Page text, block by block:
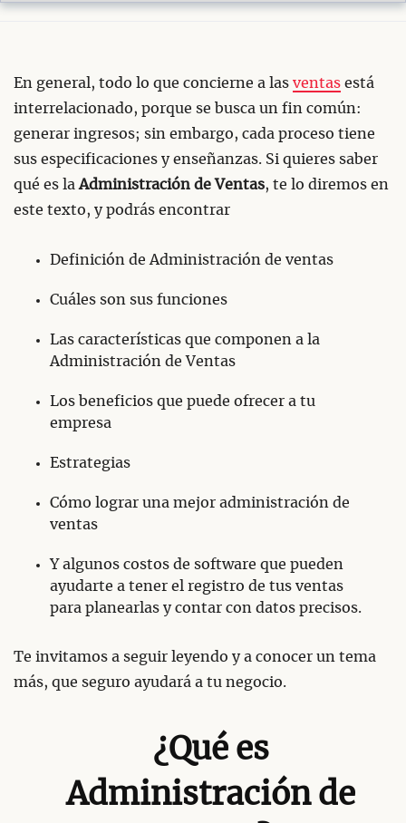
En general, todo lo que concierne a las ventas está
interrelacionado, porque se busca un fin común:
generar ingresos; sin embargo, cada proceso tiene
sus especificaciones y enseñanzas. Si quieres saber
qué es laAdministración de Ventas, te lo diremos en
este texto, y podrás encontrar
Definición de Administración de ventas
Cuáles son sus funciones
Las características que componen a la
Administración de Ventas
Los beneficios que puede ofrecer a tu
empresa
Estrategias
Cómo lograr una mejor administración de
ventas
Y algunos costos de software que pueden
ayudarte a tener el registro de tus ventas
para planearlas y contar con datos precisos.
Te invitamos a seguir leyendo y a conocer un tema
más, que seguro ayudará a tu negocio.
¿Qué es
Administración de